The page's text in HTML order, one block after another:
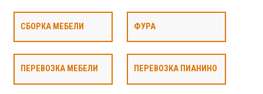
СБОРКА МЕБЕЛИ ФУРА
ПЕРЕВОЗКА МЕБЕЛИ ПЕРЕВОЗКА ПИАНИНО